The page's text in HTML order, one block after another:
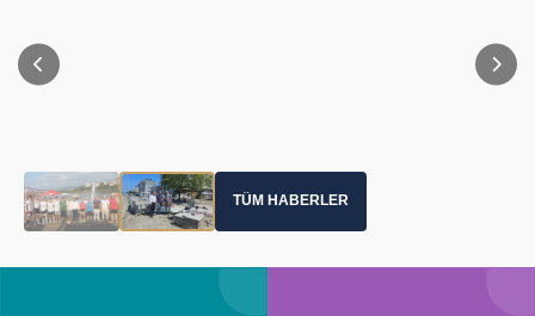
TÜM HABERLER